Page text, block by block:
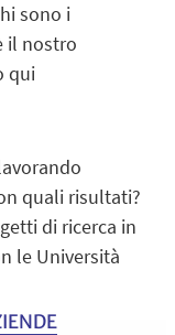
sono i
il nostro
qui
quali risultati?
di ricerca in
le Università